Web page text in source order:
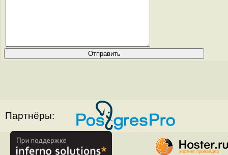
Партнёры: